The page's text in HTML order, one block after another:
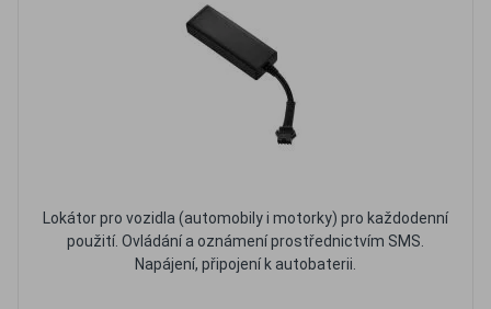
Lokátor pro vozidla (automobily i motorky) pro každodenní
použití. Ovládání a oznámení prostřednictvím SMS.
Napájení, připojení k autobaterii.